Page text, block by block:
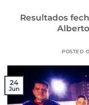
Resultados
POSTED
24
Jun